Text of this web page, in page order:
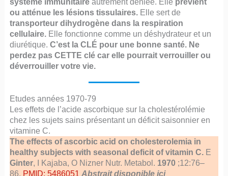
ou atténue les lésions tissulaires.Elle sert de
transporteur dihydrogène dans la respiration
cellulaire.Elle fonctionne comme un déshydrateur et un
diurétique. C’est la CLÉ pour une bonne santé. Ne
perdez pas CETTE clé car elle pourrait verrouiller ou
déverrouiller votre vie.
Etudes années 1970-79
Les effets de l’acide ascorbique sur la cholestérolémie
chez les sujets sains présentant un déficit saisonnier en
vitamine C.
The effects of ascorbic acid on cholesterolemia in
healthy subjects with seasonal deficit of vitamin C.E
Ginter, I Kajaba, O Nizner Nutr. Metabol. 1970;12:76–
86. PMID: 5486051 Abstrait disponible ici